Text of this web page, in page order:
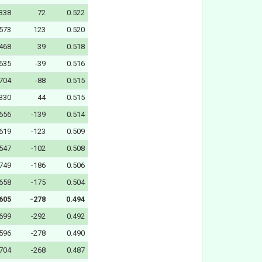
72
0.522
123
0.520
39
0.518
-39
0.516
-88
0.515
44
0.515
-139
0.514
-123
0.509
-102
0.508
-186
0.506
-175
0.504
-278
0.494
-292
0.492
-278
0.490
-268 0.487